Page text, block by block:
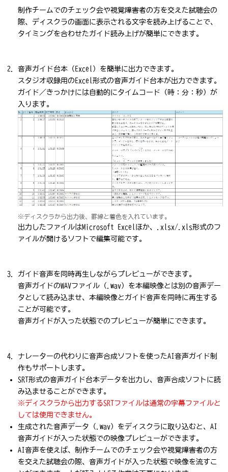
制作チームでのチェック会や視覚障害者の方を交えた試聴会の
際、ディスクラの画面に表示される文字を読み上げることで、
タイミングを合わせたガイド読み上げが簡単にできます。
音声ガイド台本（Excel）を簡単に出力できます。
スタジオ収録用のExcel形式の音声ガイド台本が出力できます。
ガイド／きっかけには自動的にタイムコード（時：分：秒）が
入ります。
※ディスクラから出力後、罫線と着色を入れています。
出力したファイルはMicrosoft Excelほか、.xlsx/.xls形式のフ
ァイルが開けるソフトで編集可能です。
ガイド音声を同時再生しながらプレビューができます。
音声ガイドのWAVファイル（.wav）を本編映像とは別の音声デー
タとして読み込ませ、本編映像とガイド音声を同時に再生する
ことが可能です。
音声ガイドが入った状態でのプレビューが簡単にできます。
ナレーターの代わりに音声合成ソフトを使ったAI音声ガイド制
作もサポートします。
SRT形式の音声ガイド台本データを出力し、音声合成ソフトに読
み込ませることができます。
※ディスクラから出力するSRTファイルは通常の字幕ファイルと
しては使用できません。
生成された音声データ（.wav）をディスクラに取り込むと、AI
音声ガイドが入った状態での映像プレビューができます。
AI音声を使えば、制作チームでのチェック会や視覚障害者の方
を交えた試聴会の際、音声ガイドが入った状態で映像を流すこ